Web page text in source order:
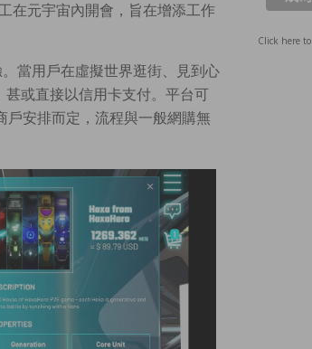
在元宇宙內開會，旨在增添工作
當用戶在虛擬世界逛街、見到心
或直接以信用卡支付。平台可
戶安排而定，流程與一般網購無
Click here to